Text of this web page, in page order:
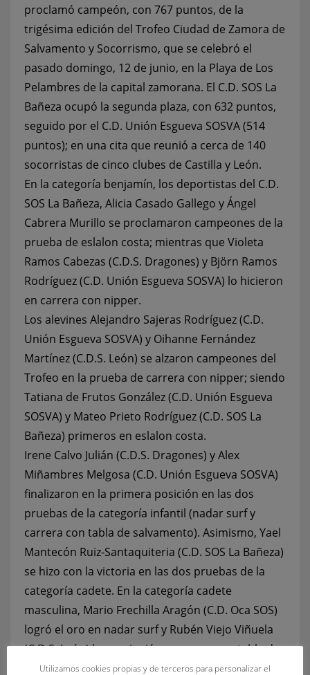
proclamó campeón, con 767 puntos, de la
trigésima edición del Trofeo Ciudad de Zamora de
Salvamento y Socorrismo, que se celebró el
pasado domingo, 12 de junio, en la Playa de Los
Pelambres de la capital zamorana. El C.D. SOS La
Bañeza ocupó la segunda plaza, con 632 puntos,
seguido por el C.D. Unión Esgueva SOSVA (514
puntos); en una cita que reunió a cerca de 140
socorristas de cinco clubes de Castilla y León.
En la categoría benjamín, los deportistas del C.D.
SOS La Bañeza, Alicia Casado Gallego y Ángel
Cabrera Murillo se proclamaron campeones de la
prueba de eslalon costa; mientras que Violeta
Ramos Cabezas (C.D.S. Dragones) y Björn Ramos
Rodríguez (C.D. Unión Esgueva SOSVA) lo hicieron
en carrera con nipper.
Los alevines Alejandro Sajeras Rodríguez (C.D.
Unión Esgueva SOSVA) y Oihanne Fernández
Martínez (C.D.S. León) se alzaron campeones del
Trofeo en la prueba de carrera con nipper; siendo
Tatiana de Frutos González (C.D. Unión Esgueva
SOSVA) y Mateo Prieto Rodríguez (C.D. SOS La
Bañeza) primeros en eslalon costa.
Irene Calvo Julián (C.D.S. Dragones) y Alex
Miñambres Melgosa (C.D. Unión Esgueva SOSVA)
finalizaron en la primera posición en las dos
pruebas de la categoría infantil (nadar surf y
carrera con tabla de salvamento). Asimismo, Yael
Mantecón Ruiz-Santaquiteria (C.D. SOS La Bañeza)
se hizo con la victoria en las dos pruebas de la
categoría cadete. En la categoría cadete
masculina, Mario Frechilla Aragón (C.D. Oca SOS)
logró el oro en nadar surf y Rubén Viejo Viñuela
(C.D.S. León) lo consiguió en carrera con tabla de
salvamento.
Utilizamos cookies propias y de terceros para personalizar el